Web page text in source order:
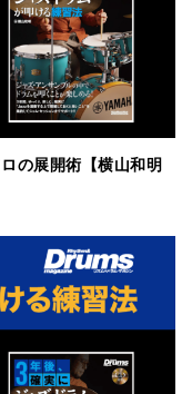
の展開術【横山和明